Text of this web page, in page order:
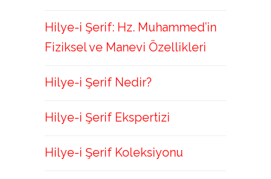
Hilye-i Şerif: Hz. Muhammed’in
Fiziksel ve Manevi Özellikleri
Hilye-i Şerif Nedir?
Hilye-i Şerif Ekspertizi
Hilye-i Şerif Koleksiyonu